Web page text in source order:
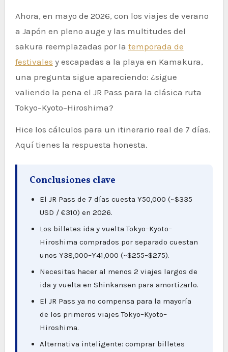
Ahora, en mayo de 2026, con los viajes de verano
a Japón en pleno auge y las multitudes del
sakura reemplazadas por la temporada de
festivales y escapadas a la playa en Kamakura,
una pregunta sigue apareciendo: ¿sigue
valiendo la pena el JR Pass para la clásica ruta
Tokyo–Kyoto–Hiroshima?
Hice los cálculos para un itinerario real de 7 días.
Aquí tienes la respuesta honesta.
Conclusiones clave
El JR Pass de 7 días cuesta ¥50,000 (~$335
USD / €310) en 2026.
Los billetes ida y vuelta Tokyo–Kyoto–
Hiroshima comprados por separado cuestan
unos ¥38,000–¥41,000 (~$255–$275).
Necesitas hacer al menos 2 viajes largos de
ida y vuelta en Shinkansen para amortizarlo.
El JR Pass ya no compensa para la mayoría
de los primeros viajes Tokyo–Kyoto–
Hiroshima.
Alternativa inteligente: comprar billetes